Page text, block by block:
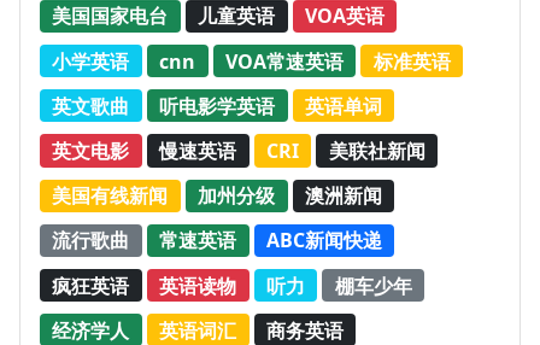
美国国家电台
儿童英语
VOA英语
小学英语
cnn VOA常速英语
标准英语
英文歌曲
听电影学英语
英语单词
英文电影
慢速英语 CRI
美联社新闻
美国有线新闻
加州分级
澳洲新闻
流行歌曲
常速英语
ABC新闻快递
疯狂英语
英语读物 听力
棚车少年
经济学人
英语词汇
商务英语